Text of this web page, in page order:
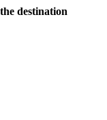
destination